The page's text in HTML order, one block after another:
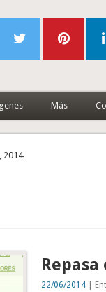
Más
2014
Repasa
22/06/2014|